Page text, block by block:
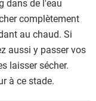
dans de l'eau
complètement
au chaud. Si
aussi y passer vos
laisser sécher.
à ce stade.